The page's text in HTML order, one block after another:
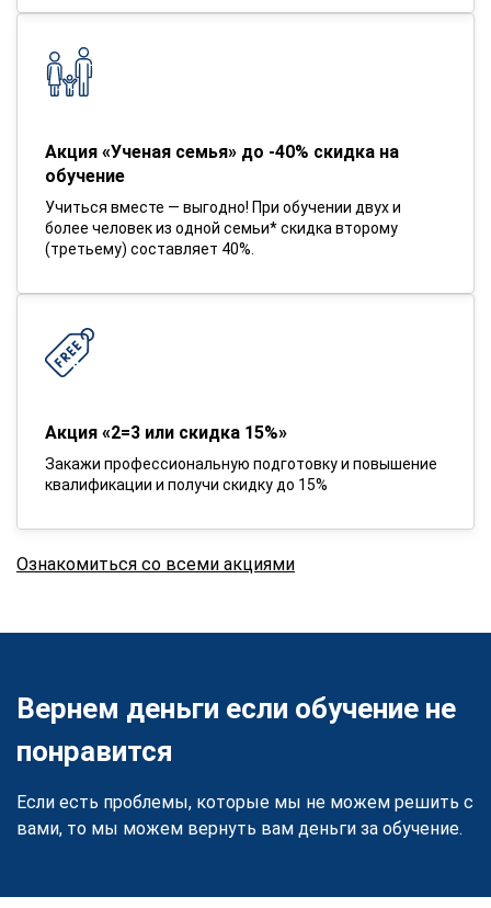
Акция «Ученая семья» до -40% скидка на
обучение
Учиться вместе — выгодно! При обучении двух и
более человек из одной семьи* скидка второму
(третьему) составляет 40%.
Акция «2=3 или скидка 15%»
Закажи профессиональную подготовку и повышение
квалификации и получи скидку до 15%
Ознакомиться со всеми акциями
Вернем деньги если обучение не
понравится
Если есть проблемы, которые мы не можем решить с
вами, то мы можем вернуть вам деньги за обучение.